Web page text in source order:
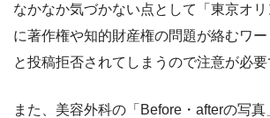
なかなか気づかない点として「東京オ
に著作権や知的財産権の問題が絡むワ
と投稿拒否されてしまうので注意が必要
また、美容外科の「Before・afterの写